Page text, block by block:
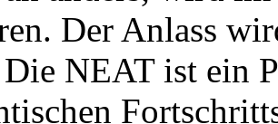
Der Anlass
NEAT ist ein